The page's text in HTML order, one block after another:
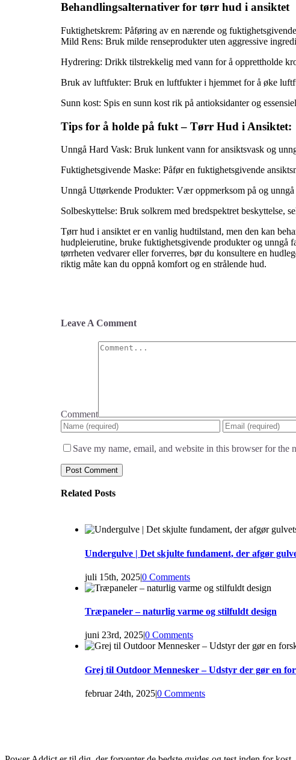
Behandlingsalternativer for tørr hud i ansiktet
Fuktighetskrem: Påføring av en nærende og
Mild Rens: Bruk milde renseprodukter uten aggressive
Hydrering: Drikk tilstrekkelig med vann for å opprettholde
Bruk av luftfukter: Bruk en luftfukter i hjemmet for å øke
Sunn kost: Spis en sunn kost rik på antioksidanter og
Tips for å holde på fukt – Tørr Hud i Ansiktet:
Unngå Hard Vask: Bruk lunkent vann for ansiktsvask og
Fuktighetsgivende Maske: Påfør en fuktighetsgivende
Unngå Uttørkende Produkter: Vær oppmerksom på og
Solbeskyttelse: Bruk solkrem med bredspektret beskyttelse,
Tørr hud i ansiktet er en vanlig hudtilstand, men den kan
hudpleierutine, bruke fuktighetsgivende produkter og unngå
tørrheten vedvarer eller forverres, bør du konsultere en
riktig måte kan du oppnå komfort og en strålende hud.
Leave A Comment
Comment
Save my name, email, and website in this browser for the
Related Posts
Undergulve | Det skjulte fundament, der afgør
juli 15th, 2025|0 Comments
Træpaneler – naturlig varme og stilfuldt design
juni 23rd, 2025|0 Comments
Grej til Outdoor Mennesker – Udstyr der gør en
februar 24th, 2025|0 Comments